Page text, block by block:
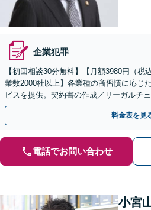
企業犯罪
【初回相談30分無料】【月額3980円（税
業数2000社以上】各業種の商習慣に応じ
ビスを提供。契約書の作成／リーガルチ
的財産等、お任せください【他士業連携
料金表を見
電話でお問い合わせ
小宮